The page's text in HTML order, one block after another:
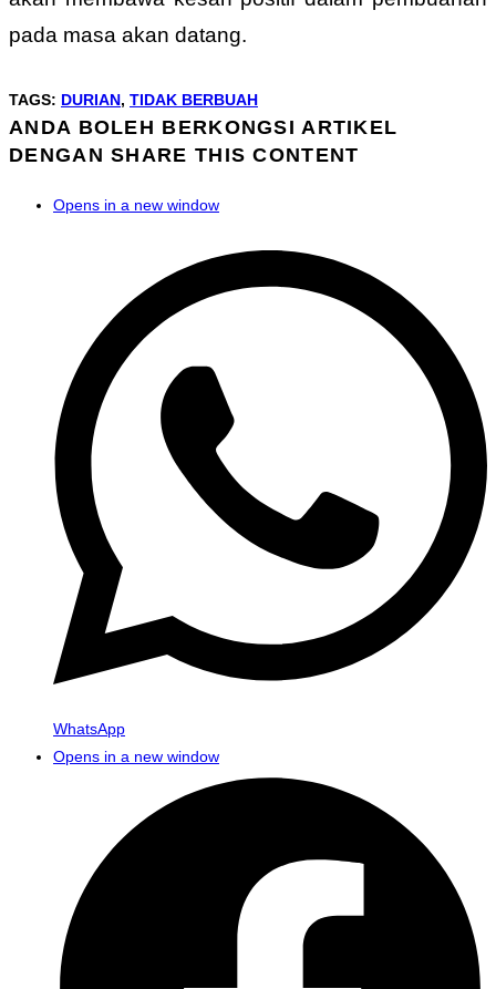
pada masa akan datang.
TAGS: DURIAN, TIDAK BERBUAH
ANDA BOLEH BERKONGSI ARTIKEL
DENGAN SHARE THIS CONTENT
Opens in a new window
WhatsApp
Opens in a new window